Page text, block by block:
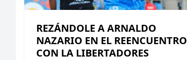
REZÁNDOLE A ARNALDO
NAZARIO EN EL REENCUENTRO
CON LA LIBERTADORES